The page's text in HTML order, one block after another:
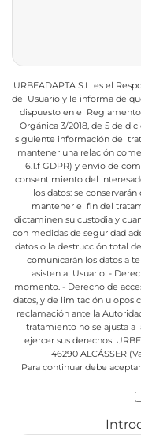
URBEADAPTA S.L. es el
del Usuario y le informa de
dispuesto en el Reglamento
Orgánica 3/2018, de 5 de
siguiente información del
mantener una relación
6.1.f GDPR) y envío de
consentimiento del
los datos: se
mantener el fin del
dictaminen su custodia y
con medidas de seguridad
datos o la destrucción total
comunicarán los datos a
asisten al Usuario: -
momento. - Derecho de
datos, y de limitación u
reclamación ante la
tratamiento no se ajusta a
ejercer sus derechos:
46290 ALCÁSSER
Para continuar debe